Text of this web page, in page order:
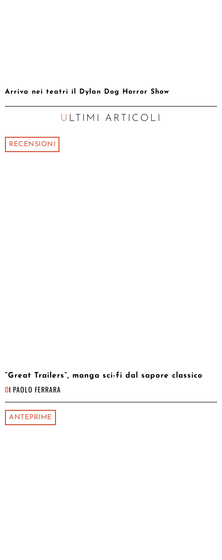
Arriva nei teatri il Dylan Dog Horror Show
ULTIMI ARTICOLI
RECENSIONI
“Great Trailers”, manga sci-fi dal sapore classico
DI PAOLO FERRARA
ANTEPRIME